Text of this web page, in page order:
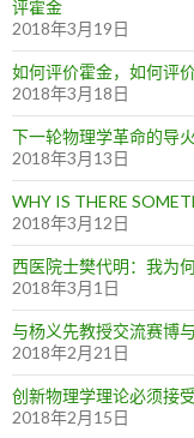
评霍金
2018年3月19日
如何评价霍金，如何评
2018年3月18日
下一轮物理学革命的导
2018年3月13日
WHY IS THERE
2018年3月12日
西医院士樊代明：我为
2018年3月1日
与杨义先教授交流赛博
2018年2月21日
创新物理学理论必须接
2018年2月15日